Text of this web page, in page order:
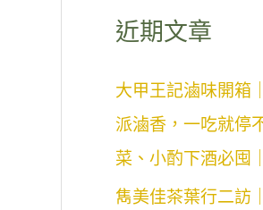
近期文章
大甲王記滷味開箱
派滷香，一吃就停
菜、小酌下酒必囤
雋美佳茶葉行二訪